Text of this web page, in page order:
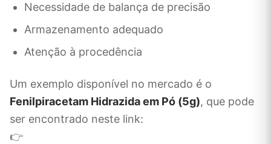
Necessidade de balança de precisão
Armazenamento adequado
Atenção à procedência
Um exemplo disponível no mercado é o
Fenilpiracetam Hidrazida em Pó (5g), que pode
ser encontrado neste link:
👉